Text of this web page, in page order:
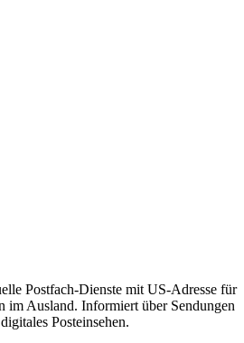
Postfach-Dienste mit US-Adresse für
im Ausland. Informiert über Sendungen
Posteinsehen.